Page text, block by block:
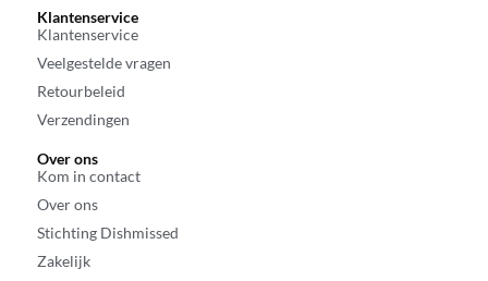
Klantenservice
Klantenservice
Veelgestelde vragen
Retourbeleid
Verzendingen
Over ons
Kom in contact
Over ons
Stichting Dishmissed
Zakelijk